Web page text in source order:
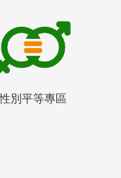
性別平等專區